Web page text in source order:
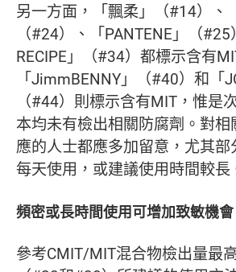
另一方面，「飄柔」（#14）、
（#24）、「PANTENE」（
RECIPE」（#34）都標示含有
「JimmBENNY」（#40）和「
（#44）則標示含有MIT，惟是
本均未有檢出相關防腐劑。對
應的人士都應多加留意，尤其
每天使用，或建議使用時間較長
頻密或長時間使用可增加致敏機會
參考CMIT/MIT混合物檢出量最